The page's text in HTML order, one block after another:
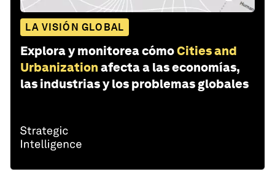
LA VISIÓN GLOBAL
Explora y monitorea cómoCities and
Urbanization afecta a las economías,
las industrias y los problemas globales